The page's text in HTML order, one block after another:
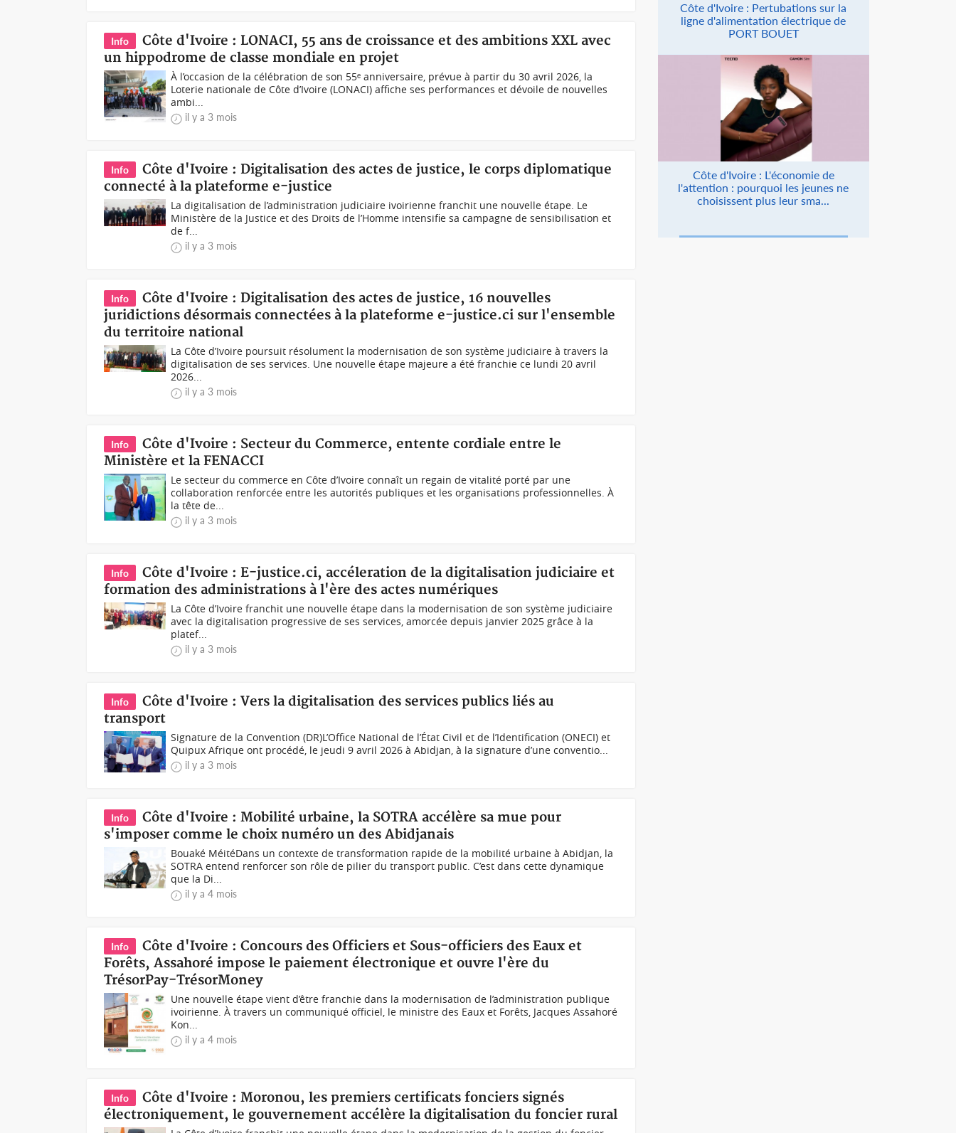
Info
Côte d'Ivoire : LONACI, 55 ans de croissance et des ambitions XXL avec
un hippodrome de classe mondiale en projet
À l’occasion de la célébration de son 55ᵉ anniversaire, prévue à partir du 30 avril 2026, la
Loterie nationale de Côte d’Ivoire (LONACI) affiche ses performances et dévoile de nouvelles
ambi...
il y a 3 mois
Info
Côte d'Ivoire : Digitalisation des actes de justice, le corps diplomatique
connecté à la plateforme e-justice
La digitalisation de l’administration judiciaire ivoirienne franchit une nouvelle étape. Le
Ministère de la Justice et des Droits de l’Homme intensifie sa campagne de sensibilisation et
de f...
il y a 3 mois
Info
Côte d'Ivoire : Digitalisation des actes de justice, 16 nouvelles
juridictions désormais connectées à la plateforme e-justice.ci sur l'ensemble
du territoire national
La Côte d’Ivoire poursuit résolument la modernisation de son système judiciaire à travers la
digitalisation de ses services. Une nouvelle étape majeure a été franchie ce lundi 20 avril
2026...
il y a 3 mois
Info
Côte d'Ivoire : Secteur du Commerce, entente cordiale entre le
Ministère et la FENACCI
Le secteur du commerce en Côte d’Ivoire connaît un regain de vitalité porté par une
collaboration renforcée entre les autorités publiques et les organisations professionnelles. À
la tête de...
il y a 3 mois
Info
Côte d'Ivoire : E-justice.ci, accéleration de la digitalisation judiciaire et
formation des administrations à l'ère des actes numériques
La Côte d’Ivoire franchit une nouvelle étape dans la modernisation de son système judiciaire
avec la digitalisation progressive de ses services, amorcée depuis janvier 2025 grâce à la
platef...
il y a 3 mois
Info
Côte d'Ivoire : Vers la digitalisation des services publics liés au
transport
Signature de la Convention (DR)L’Office National de l’État Civil et de l’Identification (ONECI) et
Quipux Afrique ont procédé, le jeudi 9 avril 2026 à Abidjan, à la signature d’une conventio...
il y a 3 mois
Info
Côte d'Ivoire : Mobilité urbaine, la SOTRA accélère sa mue pour
s'imposer comme le choix numéro un des Abidjanais
Bouaké MéitéDans un contexte de transformation rapide de la mobilité urbaine à Abidjan, la
SOTRA entend renforcer son rôle de pilier du transport public. C’est dans cette dynamique
que la Di...
il y a 4 mois
Info
Côte d'Ivoire : Concours des Officiers et Sous-officiers des Eaux et
Forêts, Assahoré impose le paiement électronique et ouvre l'ère du
TrésorPay-TrésorMoney
Une nouvelle étape vient d’être franchie dans la modernisation de l’administration publique
ivoirienne. À travers un communiqué officiel, le ministre des Eaux et Forêts, Jacques Assahoré
Kon...
il y a 4 mois
Info
Côte d'Ivoire : Moronou, les premiers certificats fonciers signés
électroniquement, le gouvernement accélère la digitalisation du foncier rural
Côte d'Ivoire : Pertubations sur la
ligne d'alimentation électrique de
PORT BOUET
Côte d'Ivoire : L'économie de
l'attention : pourquoi les jeunes ne
choisissent plus leur sma...